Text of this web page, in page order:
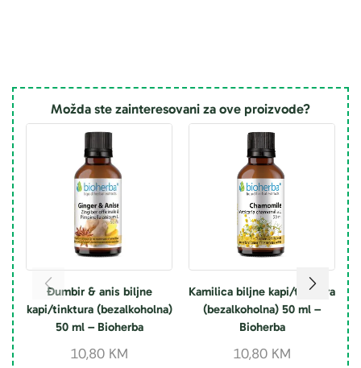
Možda ste zainteresovani za ove proizvode?
Đumbir & anis biljne
kapi/tinktura (bezalkoholna)
50 ml – Bioherba
10,80 KM
Kamilica biljne kapi/tinktura
(bezalkoholna) 50 ml –
Bioherba
10,80 KM